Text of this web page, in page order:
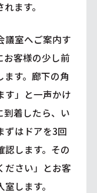
ます。
議室へご案内す
お客様の少し前
す。廊下の角
す」と一声かけ
到着したら、い
ずはドアを3回
認します。その
ださい」とお客
します。